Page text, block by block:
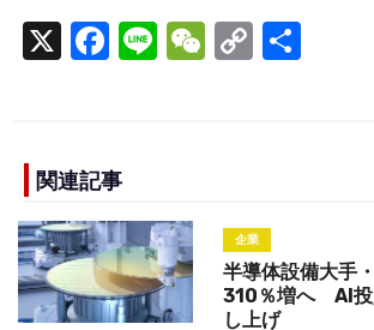
X F
a
e
b
o
o
k
Li
n
W
e
C
o
n
k
関連記事
企業
半導体設備大手
310％増へ AI投
し上げ